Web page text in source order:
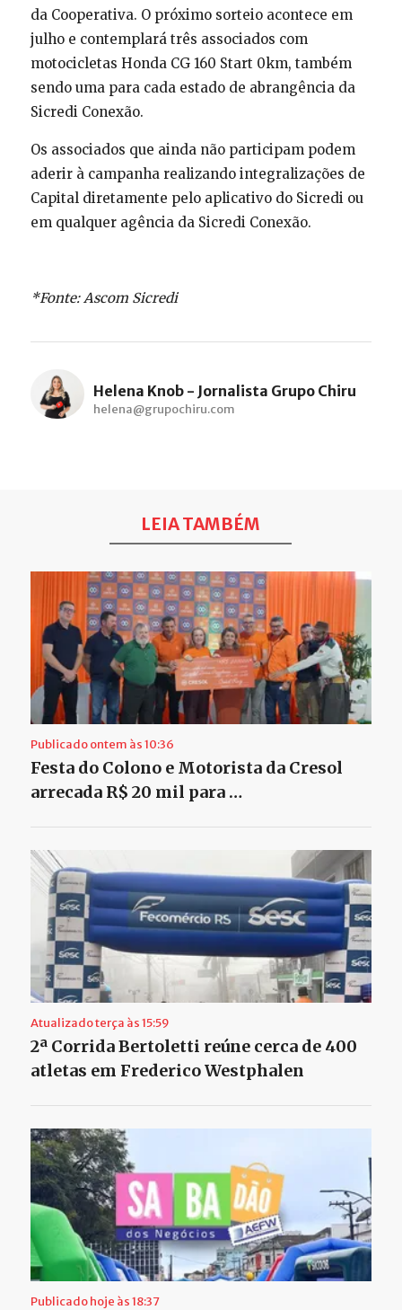
da Cooperativa. O próximo sorteio acontece em
julho e contemplará três associados com
motocicletas Honda CG 160 Start 0km, também
sendo uma para cada estado de abrangência da
Sicredi Conexão.
Os associados que ainda não participam podem
aderir à campanha realizando integralizações de
Capital diretamente pelo aplicativo do Sicredi ou
em qualquer agência da Sicredi Conexão.
*Fonte: Ascom Sicredi
Helena Knob - Jornalista Grupo Chiru
helena@grupochiru.com
LEIA TAMBÉM
Publicado ontem às 10:36
Festa do Colono e Motorista da Cresol
arrecada R$ 20 mil para …
Atualizado terça às 15:59
2ª Corrida Bertoletti reúne cerca de 400
atletas em Frederico Westphalen
Publicado hoje às 18:37